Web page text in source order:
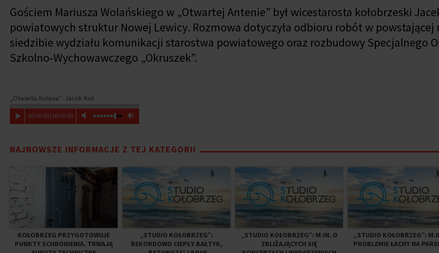
Gościem Mariusza Wolańskiego w „Otwartej Antenie” był wicestarosta kołobrzeski
powiatowych struktur Nowej Lewicy. Rozmowa dotyczyła odbioru robót w powstającej
siedzibie wydziału komunikacji starostwa powiatowego oraz rozbudowy Specjalnego
Szkolno-Wychowawczego „Okruszek”.
„Otwarta Antena”: Jacek Kuś
00:00:00| 00:00:00
NAJNOWSZE INFORMACJE Z TEJ KATEGORII
KOŁOBRZEG PRZYGOTOWUJE
PUNKTY SCHRONIENIA. TRWAJĄ
„STUDIO KOŁOBRZEG”:
REKORDOWO CIEPŁY BAŁTYK,
„STUDIO KOŁOBRZEG”: M.IN. O
ZBLIŻAJĄCYCH SIĘ
„STUDIO KOŁOBRZEG”:
PROBLEMIE ŁACHY NA